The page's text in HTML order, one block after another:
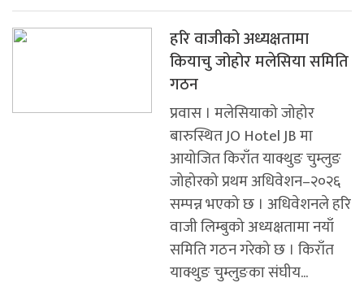
हरि वाजीको अध्यक्षतामा
कियाचु जोहोर मलेसिया समिति
गठन
प्रवास । मलेसियाको जोहोर
बारुस्थित JO Hotel JB मा
आयोजित किराँत याक्थुङ चुम्लुङ
जोहोरको प्रथम अधिवेशन–२०२६
सम्पन्न भएको छ । अधिवेशनले हरि
वाजी लिम्बुको अध्यक्षतामा नयाँ
समिति गठन गरेको छ । किराँत
याक्थुङ चुम्लुङका संघीय...